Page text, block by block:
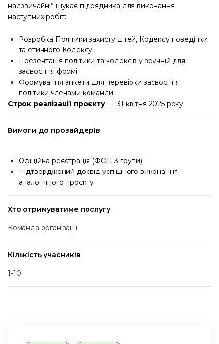
надзвичайні” шукає підрядника для виконання
наступних робіт:
Розробка Політики захисту дітей, Кодексу поведінки
та етичного Кодексу
Презентація політики та кодексів у зручній для
засвоєння формі
Формування анкети для перевірки засвоєння
політики членами команди.
Строк реалізації проєкту - 1-31 квітня 2025 року
Вимоги до провайдерів
Офіційна реєстрація (ФОП 3 групи)
Підтверджений досвід успішного виконання
аналогічного проєкту
Хто отримуватиме послугу
Команда організації
Кількість учасників
1-10